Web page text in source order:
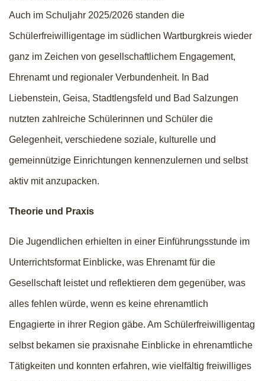
Auch im Schuljahr 2025/2026 standen die
Schülerfreiwilligentage im südlichen Wartburgkreis wieder
ganz im Zeichen von gesellschaftlichem Engagement,
Ehrenamt und regionaler Verbundenheit. In Bad
Liebenstein, Geisa, Stadtlengsfeld und Bad Salzungen
nutzten zahlreiche Schülerinnen und Schüler die
Gelegenheit, verschiedene soziale, kulturelle und
gemeinnützige Einrichtungen kennenzulernen und selbst
aktiv mit anzupacken.
Theorie und Praxis
Die Jugendlichen erhielten in einer Einführungsstunde im
Unterrichtsformat Einblicke, was Ehrenamt für die
Gesellschaft leistet und reflektieren dem gegenüber, was
alles fehlen würde, wenn es keine ehrenamtlich
Engagierte in ihrer Region gäbe. Am Schülerfreiwilligentag
selbst bekamen sie praxisnahe Einblicke in ehrenamtliche
Tätigkeiten und konnten erfahren, wie vielfältig freiwilliges